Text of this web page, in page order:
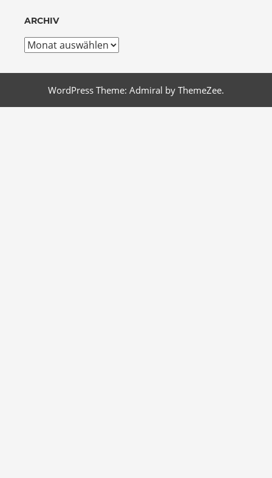
ARCHIV
Archiv
WordPress Theme: Admiral by ThemeZee.